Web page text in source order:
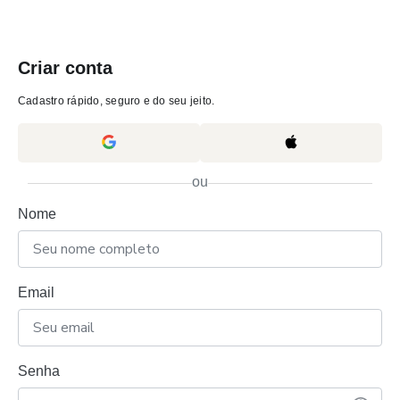
Criar conta
Cadastro rápido, seguro e do seu jeito.
ou
Nome
Email
Senha